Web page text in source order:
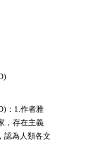
：1.作者雅
，存在主義
認為人類各文